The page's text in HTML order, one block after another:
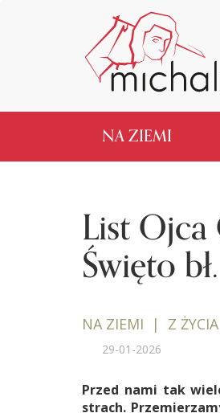
NA ZIEMI
List Ojca
Święto
NA ZIEMI | Z ŻYCIA
29-01-2026
Przed nami tak
strach.